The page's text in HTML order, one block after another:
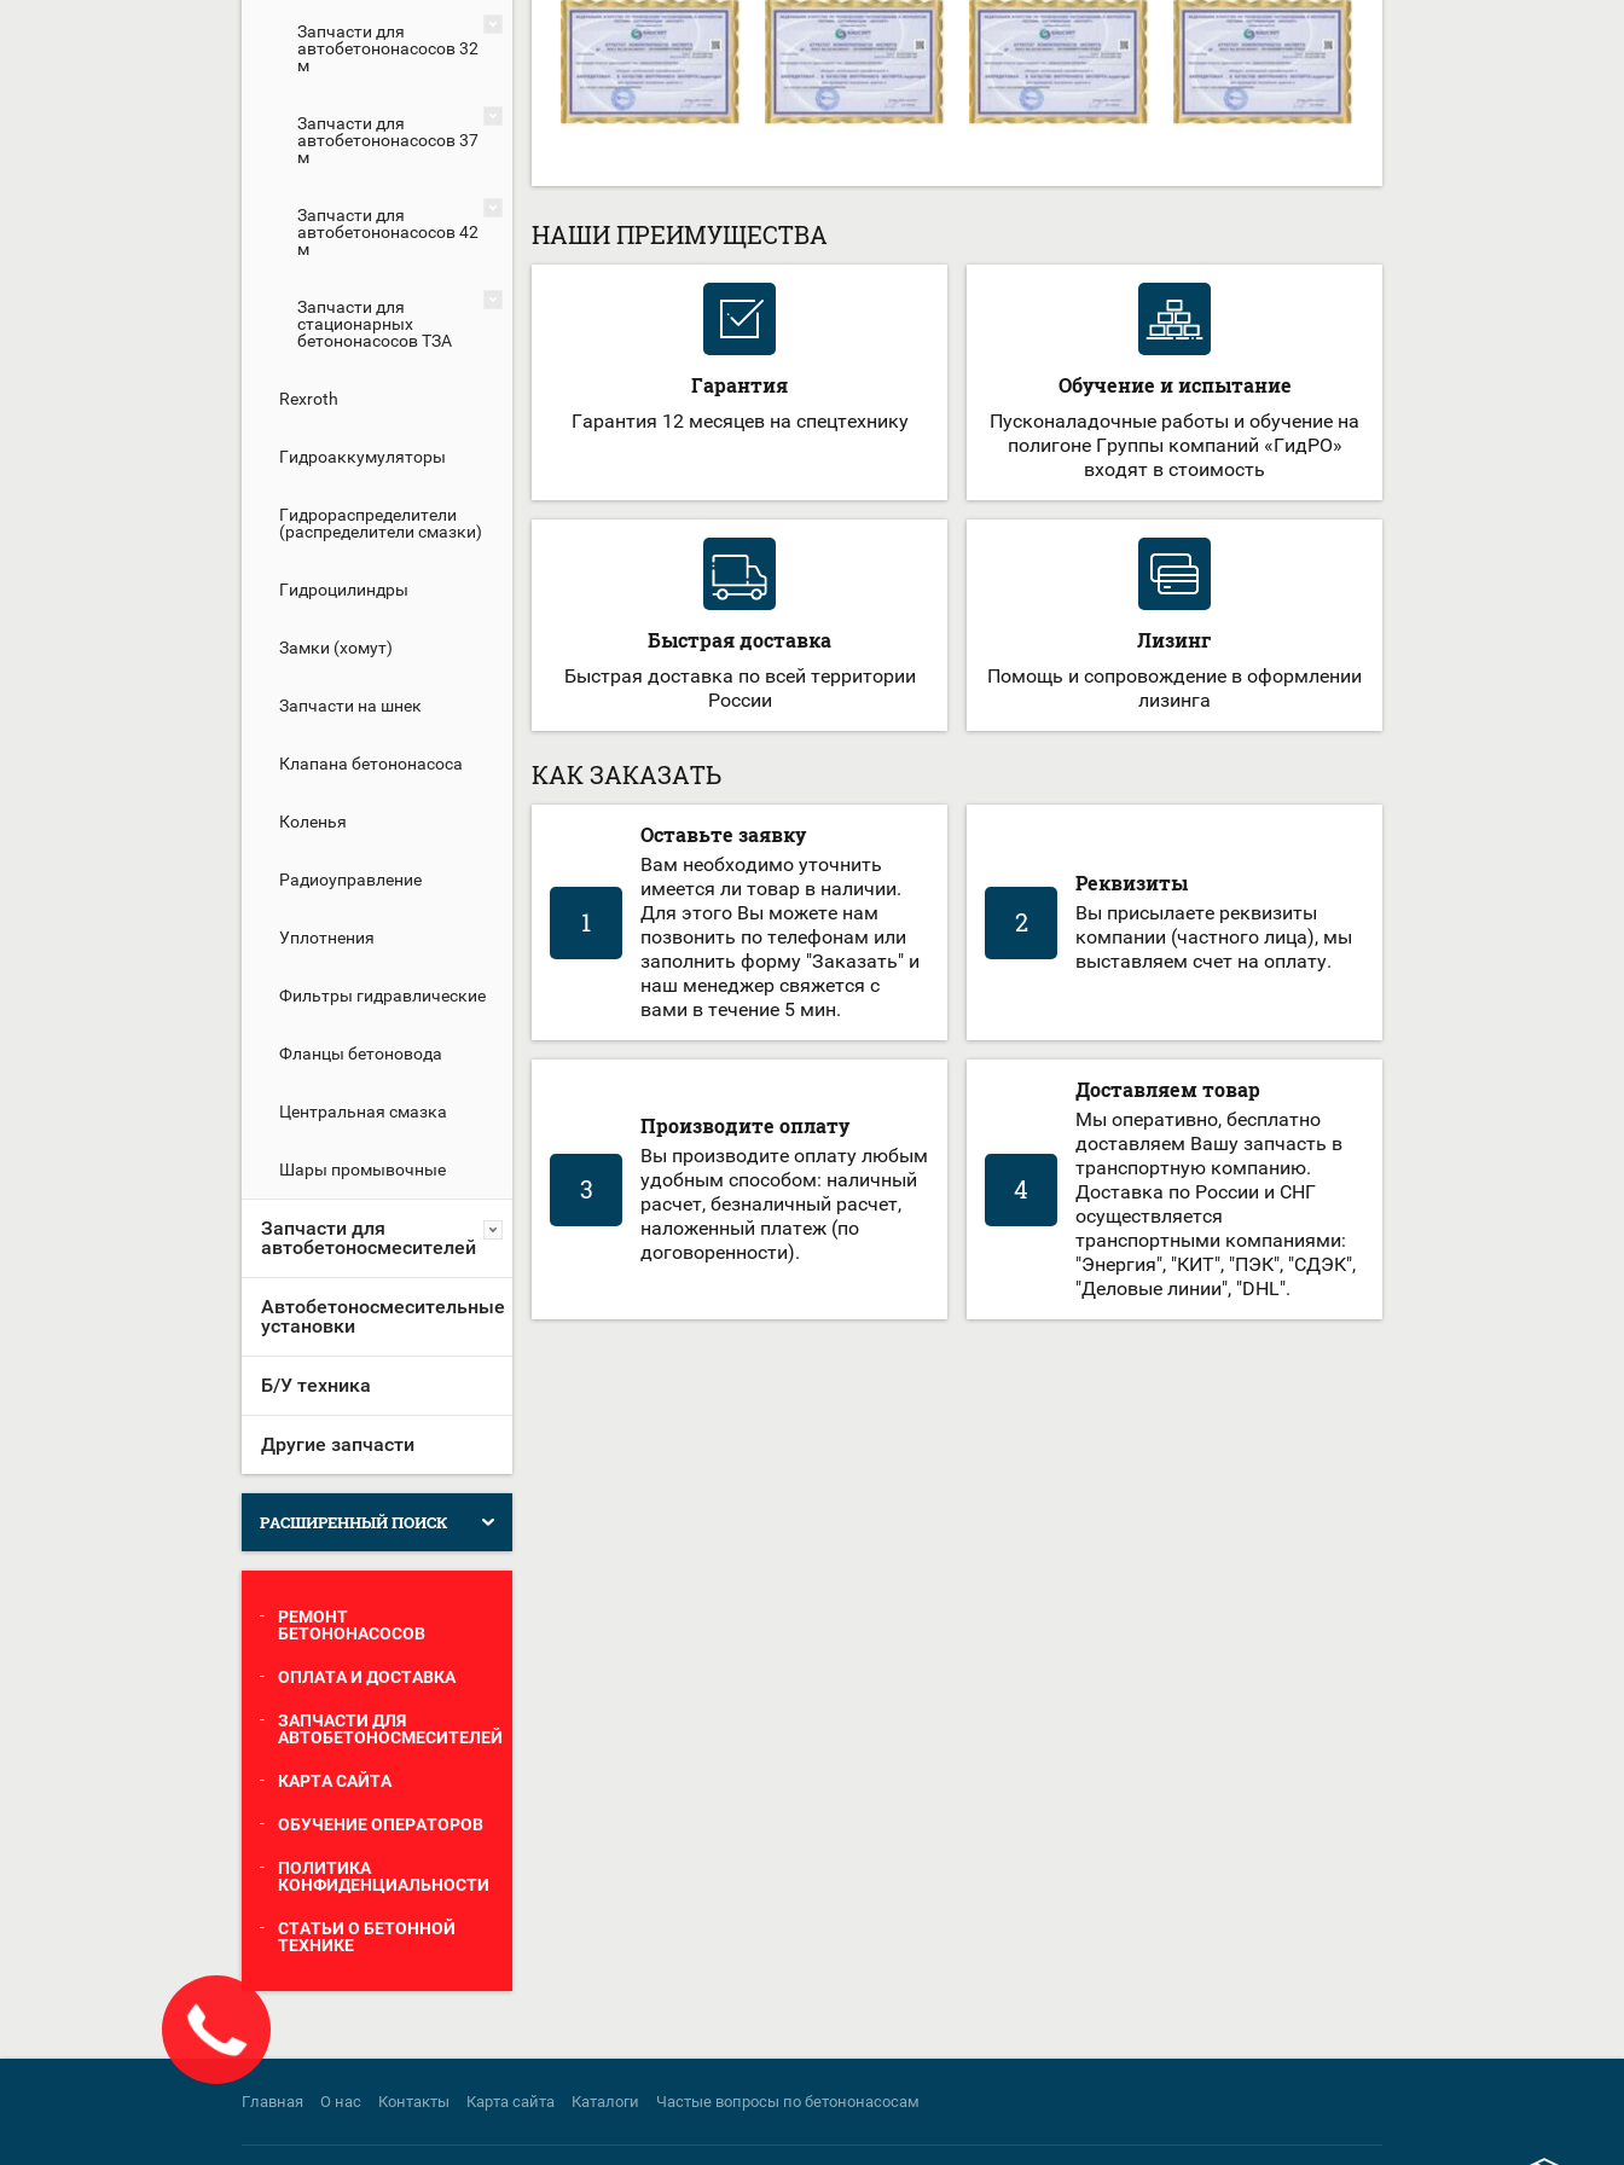
Запчасти для
автобетононасосов 32
м
Запчасти для
автобетононасосов 37
м
Запчасти для
автобетононасосов 42
м
Запчасти для
стационарных
бетононасосов ТЗА
Rexroth
Гидроаккумуляторы
Гидрораспределители
(распределители смазки)
Гидроцилиндры
Замки (хомут)
Запчасти на шнек
Клапана бетононасоса
Коленья
Радиоуправление
Уплотнения
Фильтры гидравлические
Фланцы бетоновода
Центральная смазка
Шары промывочные
Запчасти для
автобетоносмесителей
Автобетоносмесительные
установки
Б/У техника
Другие запчасти
РАСШИРЕННЫЙ ПОИСК
РЕМОНТ
БЕТОНОНАСОСОВ
ОПЛАТА И ДОСТАВКА
ЗАПЧАСТИ ДЛЯ
АВТОБЕТОНОСМЕСИТЕЛЕЙ
КАРТА САЙТА
ОБУЧЕНИЕ ОПЕРАТОРОВ
ПОЛИТИКА
КОНФИДЕНЦИАЛЬНОСТИ
СТАТЬИ О БЕТОННОЙ
ТЕХНИКЕ
НАШИ ПРЕИМУЩЕСТВА
Гарантия
Гарантия 12 месяцев на спецтехнику
Обучение и испытание
Пусконаладочные работы и обучение на
полигоне Группы компаний «ГидРО»
входят в стоимость
Быстрая доставка
Быстрая доставка по всей территории
России
Лизинг
Помощь и сопровождение в оформлении
лизинга
КАК ЗАКАЗАТЬ
1
Оставьте заявку
Вам необходимо уточнить
имеется ли товар в наличии.
Для этого Вы можете нам
позвонить по телефонам или
заполнить форму "Заказать" и
наш менеджер свяжется с
вами в течение 5 мин.
2
Реквизиты
Вы присылаете реквизиты
компании (частного лица), мы
выставляем счет на оплату.
3
Производите оплату
Вы производите оплату любым
удобным способом: наличный
расчет, безналичный расчет,
наложенный платеж (по
договоренности).
4
Доставляем товар
Мы оперативно, бесплатно
доставляем Вашу запчасть в
транспортную компанию.
Доставка по России и СНГ
осуществляется
транспортными компаниями:
"Энергия", "КИТ", "ПЭК", "СДЭК",
"Деловые линии", "DHL".
Главная О нас Контакты Карта сайта Каталоги Частые вопросы по бетононасосам
Закажите
звонок!